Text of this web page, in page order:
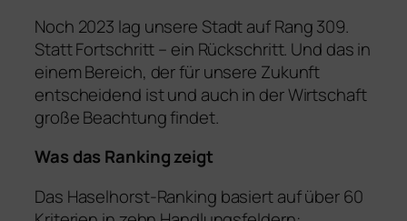
Noch 2023 lag unsere Stadt auf Rang 309.
Statt Fortschritt – ein Rückschritt. Und das in
einem Bereich, der für unsere Zukunft
entscheidend ist und auch in der Wirtschaft
große Beachtung findet.
Was das Ranking zeigt
Das Haselhorst-Ranking basiert auf über 60